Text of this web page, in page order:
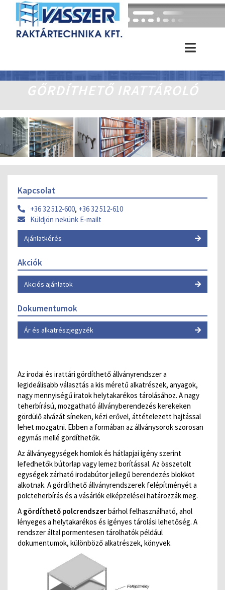
GŐRDÍTHETŐ IRATTÁROLÓ
Kapcsolat
+36 32 512-600, +36 32 512-610
Küldjön nekünk E-mailt
Ajánlatkérés
Akciók
Akciós ajánlatok
Dokumentumok
Ár és alkatrészjegyzék
Az irodai és irattári gördíthető állványrendszer a
legideálisabb választás a kis méretű alkatrészek, anyagok,
nagy mennyiségű iratok helytakarékos tárolásához. A nagy
teherbírású, mozgatható állványberendezés kerekeken
gördülő alvázát síneken, kézi erővel, áttételezett hajtással
lehet mozgatni. Ebben a formában az állványsorok szorosan
egymás mellé gördíthetők.
Az állványegységek homlok és hátlapjai igény szerint
lefedhetők bútorlap vagy lemez borítással. Az összetolt
egységek zárható irodabútor jellegű berendezés blokkot
alkotnak. A gördíthető állványrendszerek felépítményét a
polcteherbírás és a vásárlók elképzelései határozzák meg.
A gördíthető polcrendszerbárhol felhasználható, ahol
lényeges a helytakarékos és igényes tárolási lehetőség. A
rendszer által pormentesen tárolhatók például
dokumentumok, különböző alkatrészek, könyvek.